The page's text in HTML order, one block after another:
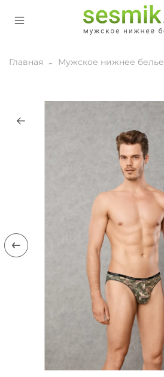
Главная Мужское нижнее белье